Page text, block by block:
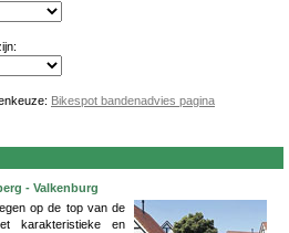
Bikespot bandenadvies pagina
- Valkenburg
op de top van de
karakteristieke en